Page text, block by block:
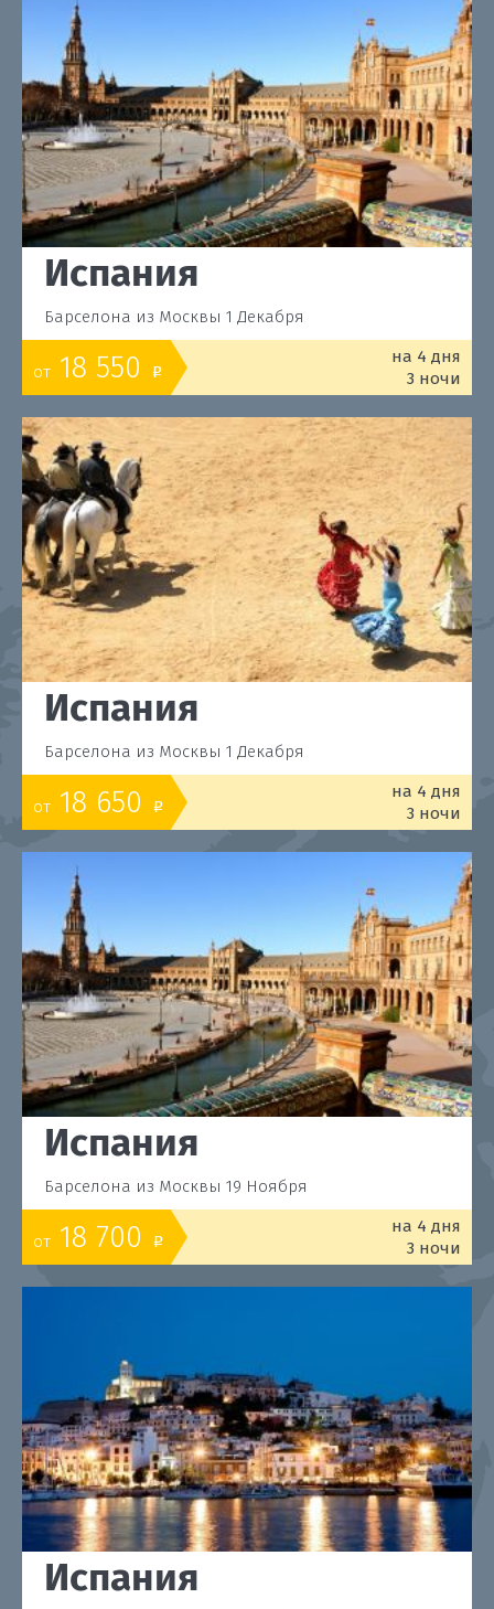
Испания
Барселона из Москвы 1 Декабря
от 18 550 o
на 4 дня
3 ночи
Испания
Барселона из Москвы 1 Декабря
от 18 650 o
на 4 дня
3 ночи
Испания
Барселона из Москвы 19 Ноября
от 18 700 o
на 4 дня
3 ночи
Испания